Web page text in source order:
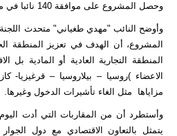
وحصل المشروع على موافقة 140 نائبا في مقابل معارضة نائبين وامتناع 5.
وأوضح النائب "مهدي طغياني" متحدث اللجنة
المشروع، أن الهدف في تعزيز المنطقة
المنطقة التجارية العادية أو المادية بل
الاعضاء )روسيا – بيلاروسيا – قرغيزيا-
مزاياها مثل الغاء تأشيرات الدخول وغيرها.
وأستطرد أن من المقاربات التي أدت
يتمثل بالتعاون الاقتصادي مع دول